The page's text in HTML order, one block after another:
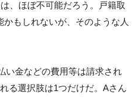
、ほぼ不可能だろう。戸籍取
もしれないが、そのような人
い金などの費用等は請求され
る選択肢は1つだけだ。Aさん